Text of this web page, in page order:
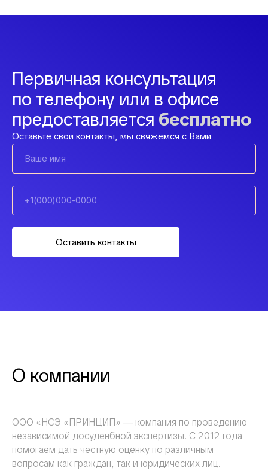
Первичная консультация
по телефону или в офисе
предоставляется бесплатно
Оставьте свои контакты, мы свяжемся с Вами
Оставить контакты
О компании
ООО «НСЭ «ПРИНЦИП» — компания по проведению
независимой досуденбной экспертизы. С 2012 года
помогаем дать честную оценку по различным
вопросам как граждан, так и юридических лиц.